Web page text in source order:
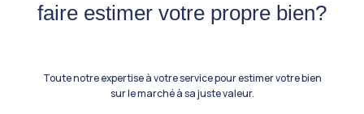
faire estimer votre propre bien?
Toute notre expertise à votre service pour estimer votre bien
sur le marché à sa juste valeur.